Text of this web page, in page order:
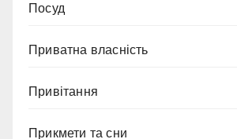
Посуд
Приватна власність
Привітання
Прикмети та сни